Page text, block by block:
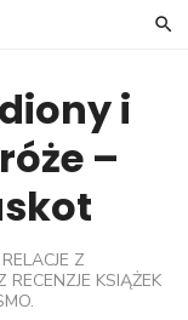
i
–
Z
KSIĄŻEK